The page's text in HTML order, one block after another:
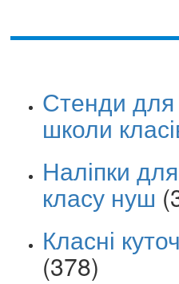
Стенди для
школи
Наліпки
класу нуш
Класні
(378)